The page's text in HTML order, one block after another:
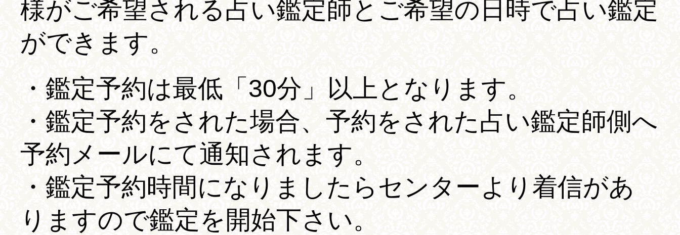
様がご希望される占い鑑定師とご希望の日時で占い鑑定
ができます。
・鑑定予約は最低「30分」以上となります。
・鑑定予約をされた場合、予約をされた占い鑑定師側へ
予約メールにて通知されます。
・鑑定予約時間になりましたらセンターより着信があ
りますので鑑定を開始下さい。